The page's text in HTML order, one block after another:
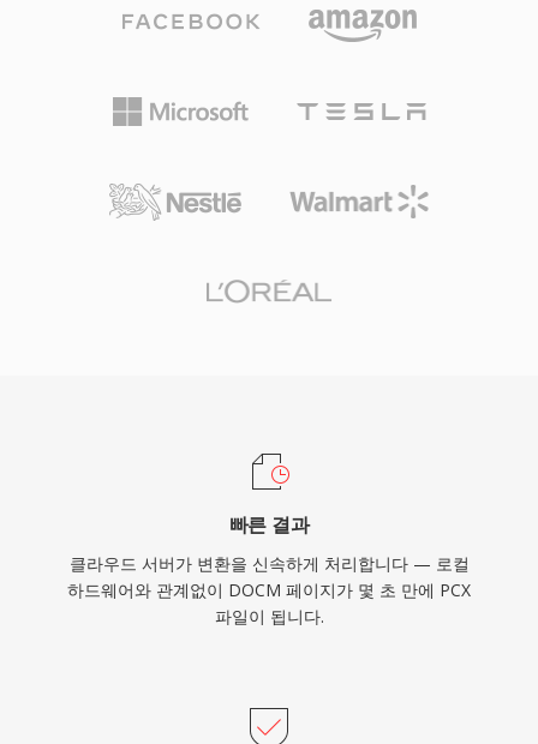
빠른 결과
클라우드 서버가 변환을 신속하게 처리합니다 — 로컬
하드웨어와 관계없이 DOCM 페이지가 몇 초 만에 PCX
파일이 됩니다.